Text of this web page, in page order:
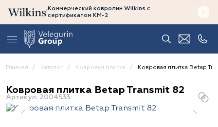
Коммерческий ковролин Wilkins с
сертификатом КМ-2
Главная Каталог Ковровая плитка Ковровая плитка Betap
Ковровая плитка Betap Transmit 82
Артикул: 2004533